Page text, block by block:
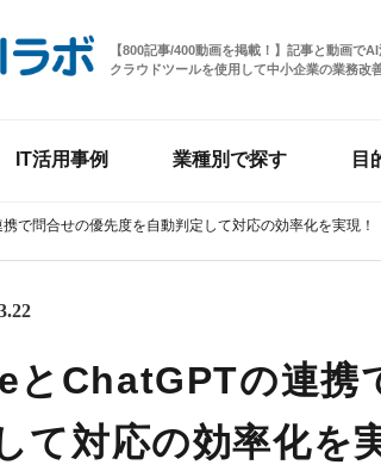
【800記事/400動画を掲載！】記事と動画で
クラウドツールを使用して中小企業の業務改
IT活用事例 業種別で探す 目
で問合せの優先度を自動判定して対応の効率化を実現！
ChatGPTの連携
て対応の効率化を